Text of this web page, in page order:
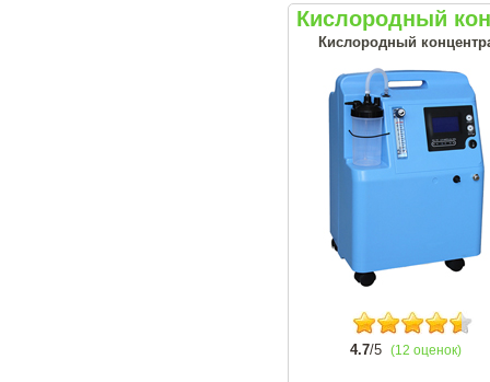
Кислородный
Кислородный
4.7/5 (12 оценок)